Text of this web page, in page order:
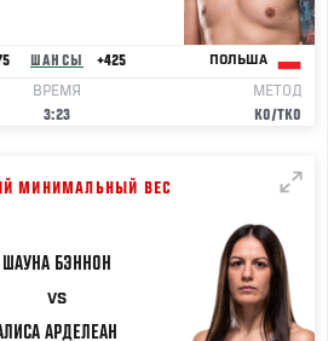
ШАНСЫ +425 ПОЛЬША
ВРЕМЯ
3:23
МЕТОД
KO/TKO
МИНИМАЛЬНЫЙ ВЕС
ШАУНА БЭННОН
VS
АРДЕЛЕАН